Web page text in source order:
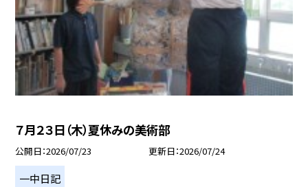
７月２３日（木）夏休みの美術部
公開日 2026/07/23 更新日 2026/07/24
一中日記